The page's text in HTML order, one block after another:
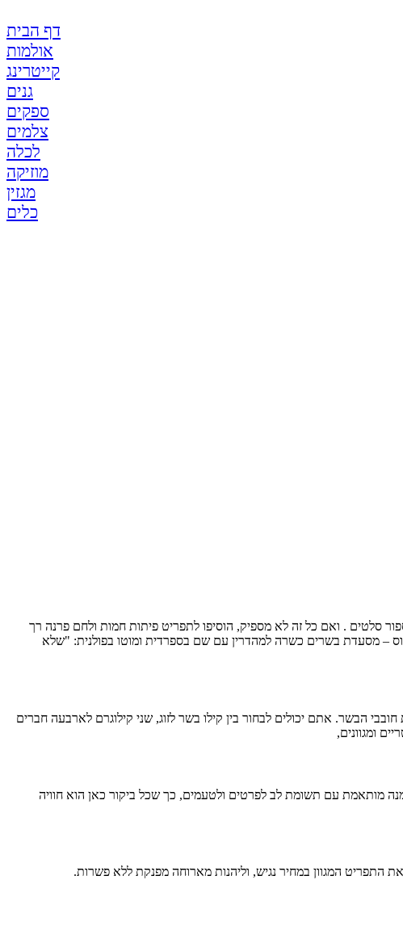
דף הבית
אולמות
קייטרינג
גנים
ספקים
צלמים
לכלה
מוזיקה
מגזין
כלים
סלטים . ואם כל זה לא מספיק, הוסיפו לתפריט פיתות חמות ולחם פרנה רך
– מסעדת בשרים כשרה למהדרין עם שם בספרדית ומוטו בפולנית: "שלא
הבשר. אתם יכולים לבחור בין קילו בשר לזוג, שני קילוגרם לארבעה חברים
ומגוונים,
מותאמת עם תשומת לב לפרטים ולטעמים, כך שכל ביקור כאן הוא חוויה
התפריט המגוון במחיר נגיש, וליהנות מארוחה מפנקת ללא פשרות.